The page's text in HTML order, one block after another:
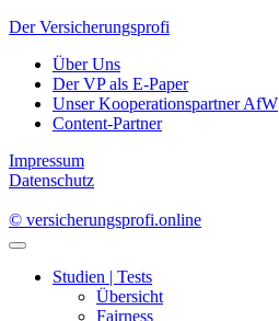
Der Versicherungsprofi
Über Uns
Der VP als E-Paper
Unser Kooperationspartner AfW
Content-Partner
Impressum
Datenschutz
© versicherungsprofi.online
Studien | Tests
Übersicht
Fairness